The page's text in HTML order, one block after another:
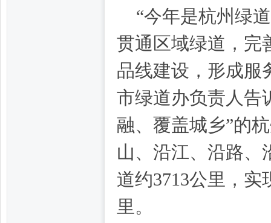
“今年是杭州绿
贯通区域绿道，完
品线建设，形成服
市绿道办负责人告
融、覆盖城乡”的
山、沿江、沿路、
道约3713公里，
里。